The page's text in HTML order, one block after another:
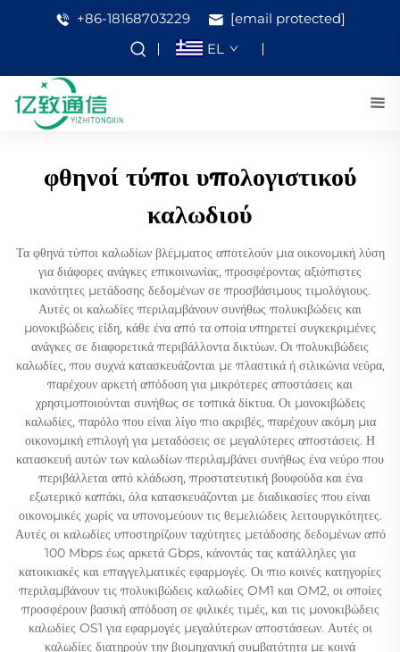
+86-18168703229
[email protected]
EL
φθηνοί τύποι υπολογιστικού
καλωδιού
Τα φθηνά τύποι καλωδίων βλέμματος αποτελούν μια οικονομική λύση
για διάφορες ανάγκες επικοινωνίας, προσφέροντας αξιόπιστες
ικανότητες μετάδοσης δεδομένων σε προσβάσιμους τιμολόγιους.
Αυτές οι καλωδίες περιλαμβάνουν συνήθως πολυκιβώδεις και
μονοκιβώδεις είδη, κάθε ένα από τα οποία υπηρετεί συγκεκριμένες
ανάγκες σε διαφορετικά περιβάλλοντα δικτύων. Οι πολυκιβώδεις
καλωδίες, που συχνά κατασκευάζονται με πλαστικά ή σιλικώνια νεύρα,
παρέχουν αρκετή απόδοση για μικρότερες αποστάσεις και
χρησιμοποιούνται συνήθως σε τοπικά δίκτυα. Οι μονοκιβώδεις
καλωδίες, παρόλο που είναι λίγο πιο ακριβές, παρέχουν ακόμη μια
οικονομική επιλογή για μεταδόσεις σε μεγαλύτερες αποστάσεις. Η
κατασκευή αυτών των καλωδίων περιλαμβάνει συνήθως ένα νεύρο που
περιβάλλεται από κλάδωση, προστατευτική βουφούδα και ένα
εξωτερικό καπάκι, όλα κατασκευάζονται με διαδικασίες που είναι
οικονομικές χωρίς να υπονομεύουν τις θεμελιώδεις λειτουργικότητες.
Αυτές οι καλωδίες υποστηρίζουν ταχύτητες μετάδοσης δεδομένων από
100 Mbps έως αρκετά Gbps, κάνοντάς τας κατάλληλες για
κατοικιακές και επαγγελματικές εφαρμογές. Οι πιο κοινές κατηγορίες
περιλαμβάνουν τις πολυκιβώδεις καλωδίες OM1 και OM2, οι οποίες
προσφέρουν βασική απόδοση σε φιλικές τιμές, και τις μονοκιβώδεις
καλωδίες OS1 για εφαρμογές μεγαλύτερων αποστάσεων. Αυτές οι
καλωδίες διατηρούν την βιομηχανική συμβατότητα με κοινά